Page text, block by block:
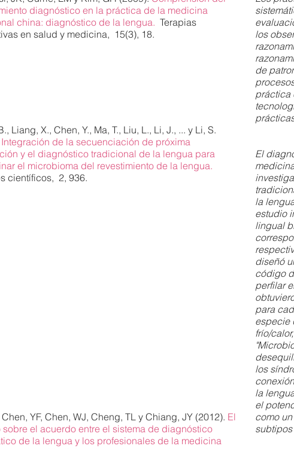
diagnóstico en la práctica de la medicina
china: diagnóstico de la lengua. Terapias
en salud y medicina, 15(3), 18.
Liang, X., Chen, Y., Ma, T., Liu, L., Li, J., ... y Li, S.
Integración de la secuenciación de próxima
y el diagnóstico tradicional de la lengua para
el microbioma del revestimiento de la lengua.
científicos, 2, 936.
YF, Chen, WJ, Cheng, TL y Chiang, JY (2012). El
sobre el acuerdo entre el sistema de diagnóstico
de la lengua y los profesionales de la medicina
los
de
práctica
El
la
estudio
lingual
diseñó
código
perfilar
para
especie
frío/
los
la
el
como